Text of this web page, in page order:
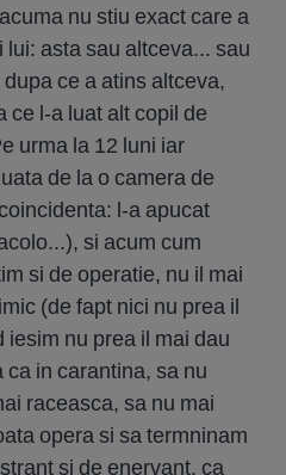
nu stiu exact care a
asta sau altceva... sau
ce a atins altceva,
ce l-a luat alt copil de
urma la 12 luni iar
de la o camera de
l-a apucat
si acum cum
si de operatie, nu il mai
(de fapt nici nu prea il
nu prea il mai dau
in carantina, sa nu
raceasca, sa nu mai
opera si sa termninam
si de enervant, ca